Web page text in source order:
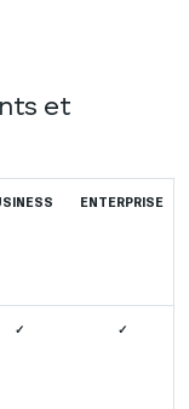
et
ENTERPRISE
✓ ✓